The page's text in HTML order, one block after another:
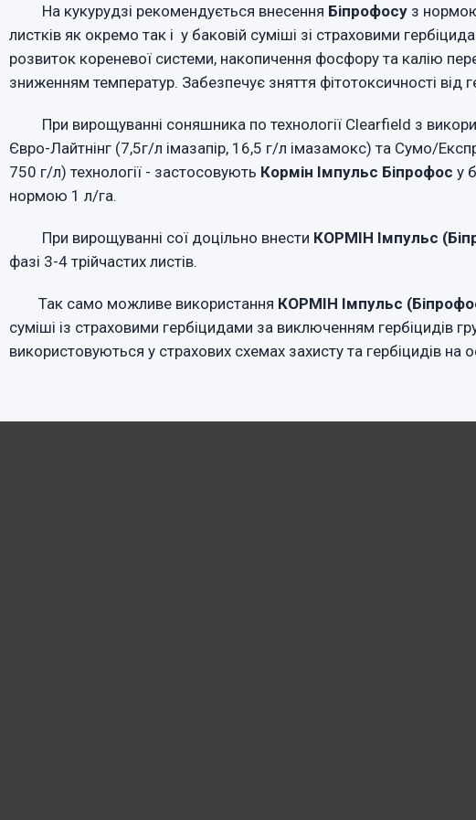
На кукурудзі рекомендується внесення Біпрофосу з
листків як окремо так і у баковій суміші зі страховими
розвиток кореневої системи, накопичення фосфору та калію
зниженням температур. Забезпечує зняття фітотоксичності від
При вирощуванні соняшника по технології Clearfield з
Євро-Лайтнінг (7,5г/л імазапір, 16,5 г/л імазамокс) та Сумо/
750 г/л) технології - застосовують Кормін Імпульс Біпрофос у
нормою 1 л/га.
При вирощуванні сої доцільно внести КОРМІН Імпульс
фазі 3-4 трійчастих листів.
Так само можливе використання КОРМІН Імпульс
суміші із страховими гербіцидами за виключенням гербіцидів
використовуються у страхових схемах захисту та гербіцидів на